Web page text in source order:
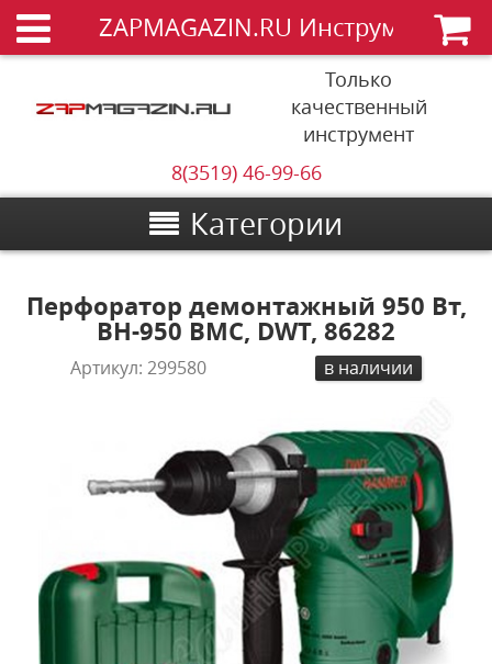
ZAPMAGAZIN.RU Инструменты
Только
качественный
инструмент
8(3519) 46-99-66
Категории
Перфоратор демонтажный 950 Вт,
BH-950 BMC, DWT, 86282
Артикул:299580 в наличии